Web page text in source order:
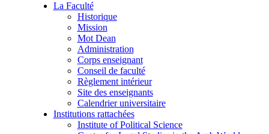
La Faculté
Historique
Mission
Mot Dean
Administration
Corps enseignant
Conseil de faculté
Règlement intérieur
Site des enseignants
Calendrier universitaire
Institutions rattachées
Institute of Political Science